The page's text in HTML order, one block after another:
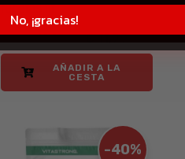
recetas fit
€ 19,99 € 11,99
AÑADIR A LA
CESTA
-40%
No, ¡gracias!